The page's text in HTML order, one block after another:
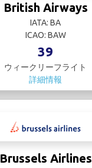
British Airways
IATA: BA
ICAO: BAW
39
ウィークリーフライト
詳細情報
Brussels Airlines